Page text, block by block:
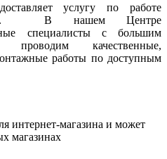
услугу по работе
В нашем Центре
специалисты с большим
качественные,
работы по доступным
интернет-магазина и может
магазинах